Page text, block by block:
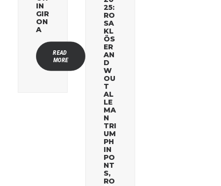
IN
GIR
ON
A
READ
MORE
25:
RO
SA
KL
ÖS
ER
AN
D
W
OU
T
AL
LE
MA
N
TRI
UM
PH
IN
PO
NT
S,
RO